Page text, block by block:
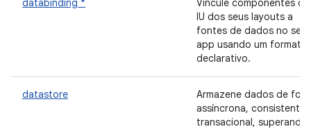
databinding *
Vincule componentes de
IU dos seus layouts a
fontes de dados no seu
app usando um formato
declarativo.
datastore
Armazene dados de
assíncrona, consistente
transacional, superando